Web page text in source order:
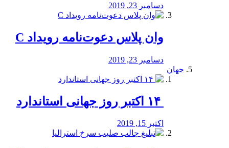
دسامبر 23, 2019
وان پلاس دعوت‌نامه رویداد C
دسامبر 23, 2019
جهان
اکتبر 15, 2019